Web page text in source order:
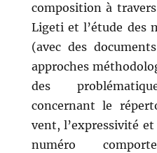
composition à
Ligeti et l’étude des
(avec des
approches
des
concernant le
vent, l’expressivité
numéro